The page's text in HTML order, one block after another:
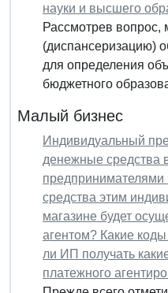
науки и высшего
Рассмотрев
(диспансеризацию)
для определения
бюджетного
Малый бизнес
Индивидуальный
денежные средства
средства этим
магазине будет
агентом? Какие
ли ИП получать
платежного